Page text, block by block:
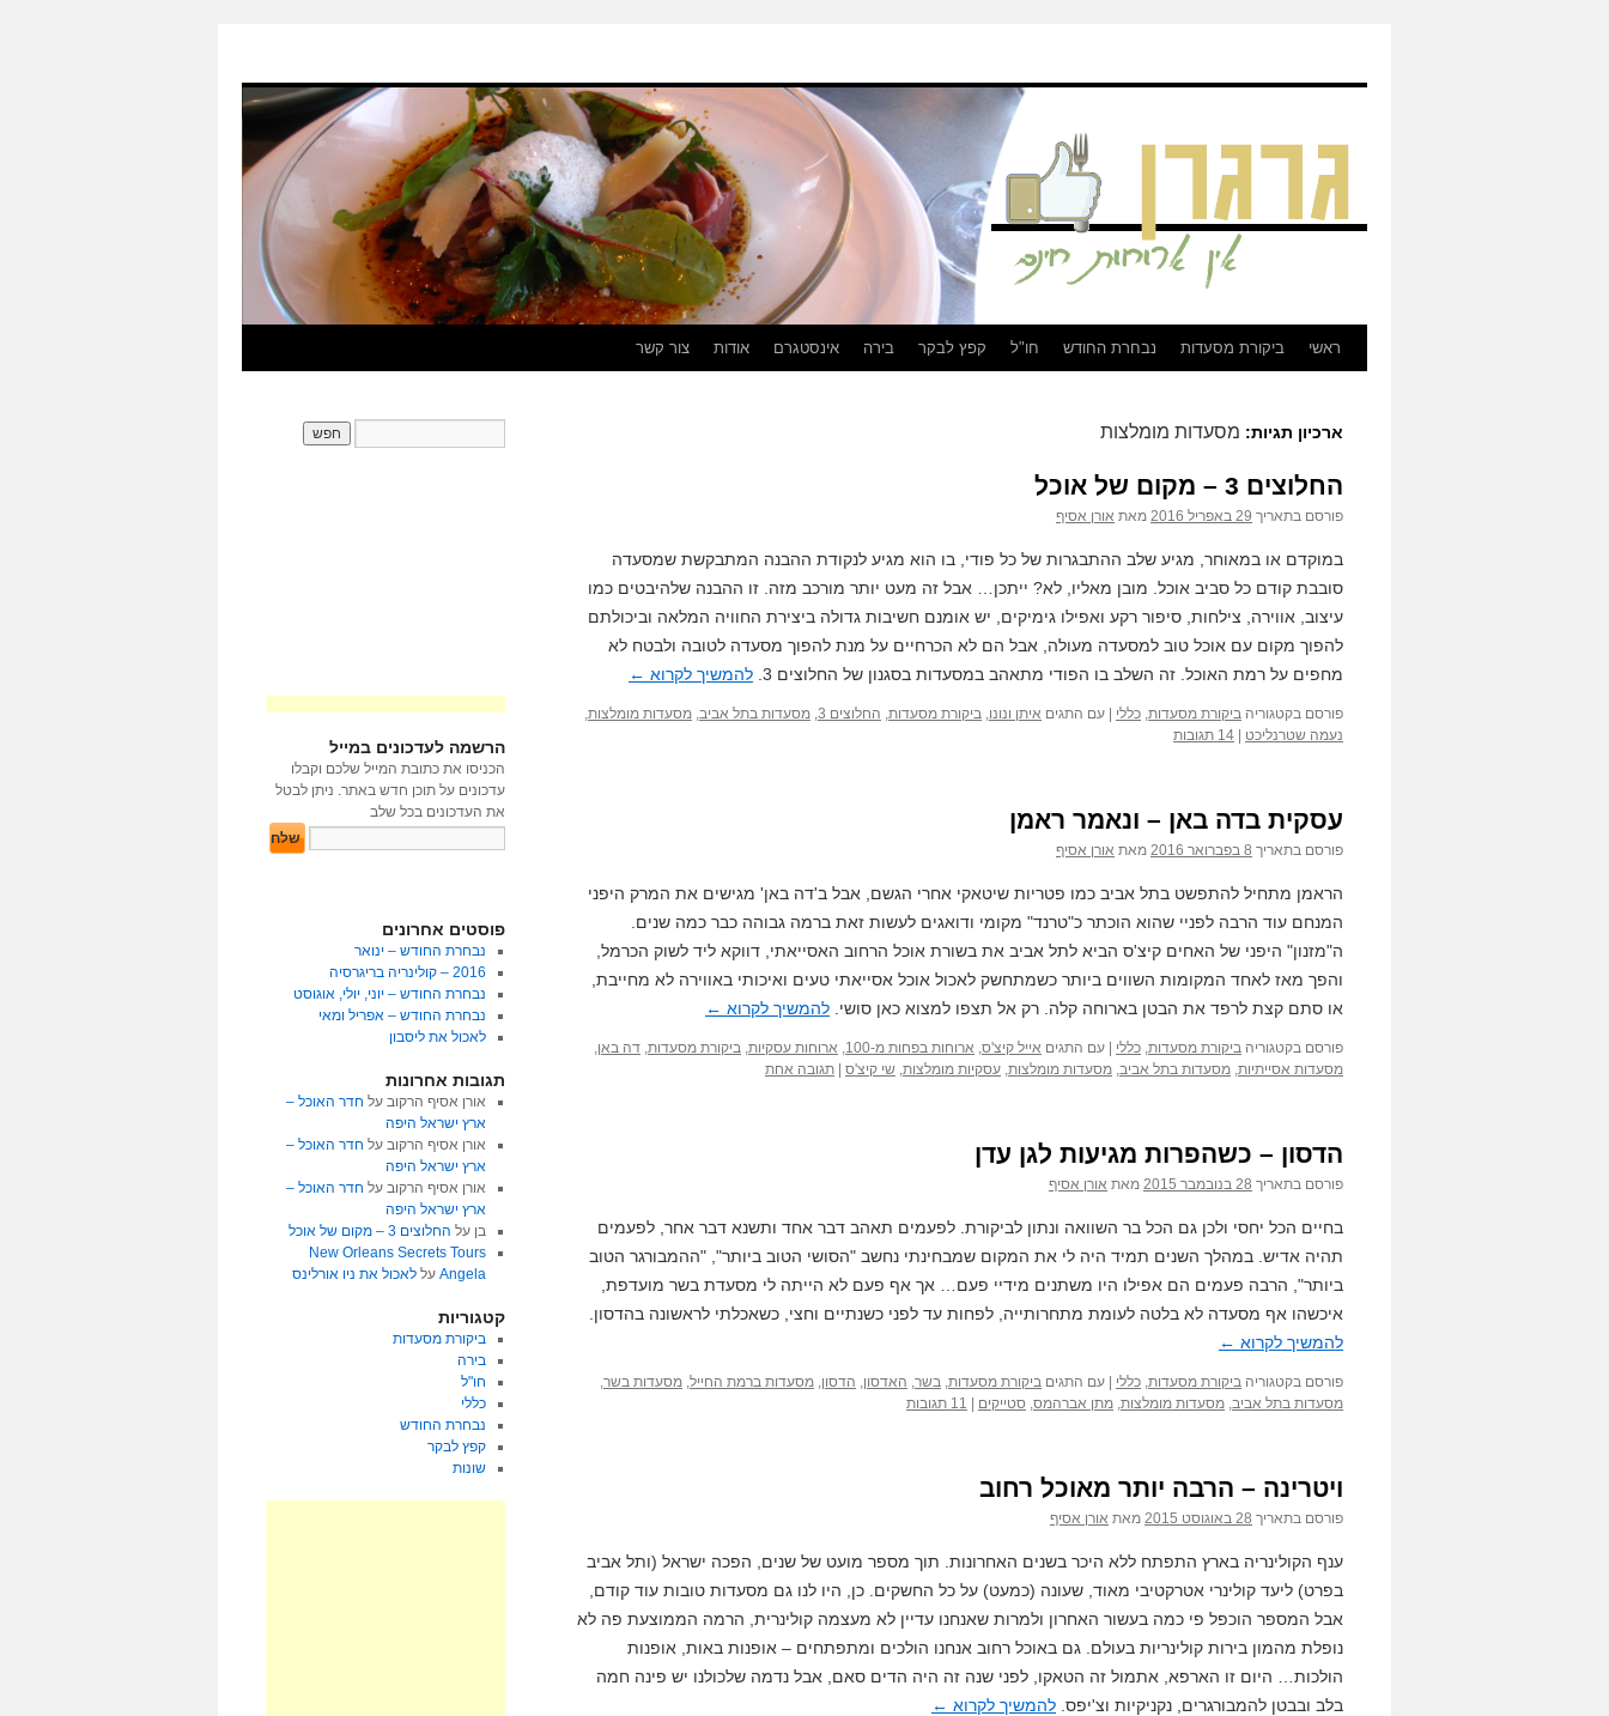
לדלג
ראשי ביקורת מסעדות נבחרת החודש חו"ל קפץ לבקר בירה אינסטגרם אודות צור קשר
ארכיון תגיות: מסעדות מומלצות
החלוצים 3 – מקום של אוכל
פורסם בתאריך 29 באפריל 2016 מאת אורן אסיף
במוקדם או במאוחר, מגיע שלב ההתבגרות של כל פודי, בו הוא מגיע לנקודת ההבנה המתבקשת שמסעדה
סובבת קודם כל סביב אוכל. מובן מאליו, לא? ייתכן… אבל זה מעט יותר מורכב מזה. זו ההבנה שלהיבטים כמו
עיצוב, אווירה, צילחות, סיפור רקע ואפילו גימיקים, יש אומנם חשיבות גדולה ביצירת החוויה המלאה וביכולתם
להפוך מקום עם אוכל טוב למסעדה מעולה, אבל הם לא הכרחיים על מנת להפוך מסעדה לטובה ולבטח לא
מחפים על רמת האוכל. זה השלב בו הפודי מתאהב במסעדות בסגנון של החלוצים 3.
להמשיך לקרוא ←
פורסם בקטגוריה ביקורת מסעדות, כללי עם התגים איתן ונונו, ביקורת מסעדות, החלוצים 3 , מסעדות בתל אביב, מסעדות מומלצות,
נעמה שטרנליכט
14 תגובות
עסקית בדה באן – ונאמר ראמן
פורסם בתאריך 8 בפברואר 2016 מאת אורן אסיף
הראמן מתחיל להתפשט בתל אביב כמו פטריות שיטאקי אחרי הגשם, אבל ב'דה באן' מגישים את המרק היפני
המנחם עוד הרבה לפניי שהוא הוכתר כ"טרנד" מקומי ודואגים לעשות זאת ברמה גבוהה כבר כמה שנים.
ה"מזנון" היפני של האחים קיצ'ס הביא לתל אביב את בשורת אוכל הרחוב האסייאתי, דווקא ליד לשוק הכרמל,
והפך מאז לאחד המקומות השווים ביותר כשמתחשק לאכול אוכל אסייאתי טעים ואיכותי באווירה לא מחייבת,
או סתם קצת לרפד את הבטן בארוחה קלה. רק אל תצפו למצוא כאן סושי. להמשיך לקרוא ←
פורסם בקטגוריה ביקורת מסעדות, כללי עם התגים אייל קיצ'ס, ארוחות בפחות מ-100 , ארוחות עסקיות, ביקורת מסעדות, דה באן,
מסעדות אסייתיות, מסעדות בתל אביב, מסעדות מומלצות, עסקיות מומלצות, שי קיצ'ס תגובה אחת
הדסון – כשהפרות מגיעות לגן עדן
פורסם בתאריך 28 בנובמבר 2015 מאת אורן אסיף
בחיים הכל יחסי ולכן גם הכל בר השוואה ונתון לביקורת. לפעמים תאהב דבר אחד ותשנא דבר אחר, לפעמים
תהיה אדיש. במהלך השנים תמיד היה לי את המקום שמבחינתי נחשב "הסושי הטוב ביותר", "ההמבורגר הטוב
ביותר", הרבה פעמים הם אפילו היו משתנים מידיי פעם… אך אף פעם לא הייתה לי מסעדת בשר מועדפת,
איכשהו אף מסעדה לא בלטה לעומת מתחרותייה, לפחות עד לפני כשנתיים וחצי, כשאכלתי לראשונה בהדסון.
להמשיך לקרוא ←
פורסם בקטגוריה ביקורת מסעדות, כללי עם התגים ביקורת מסעדות, בשר, האדסון, הדסון, מסעדות ברמת החייל, מסעדות בשר,
מסעדות בתל אביב, מסעדות מומלצות, מתן אברהמס, סטייקים 11 תגובות
ויטרינה – הרבה יותר מאוכל רחוב
פורסם בתאריך 28 באוגוסט 2015 מאת אורן אסיף
ענף הקולינריה בארץ התפתח ללא היכר בשנים האחרונות. תוך מספר מועט של שנים, הפכה ישראל (ותל אביב
בפרט) ליעד קולינרי אטרקטיבי מאוד, שעונה (כמעט) על כל החשקים. כן, היו לנו גם מסעדות טובות עוד קודם,
אבל המספר הוכפל פי כמה בעשור האחרון ולמרות שאנחנו עדיין לא מעצמה קולינרית, הרמה הממוצעת פה לא
נופלת מהמון בירות קולינריות בעולם. גם באוכל רחוב אנחנו הולכים ומתפתחים – אופנות באות, אופנות
הולכות… היום זו הארפא, אתמול זה הטאקו, לפני שנה זה היה הדים סאם, אבל נדמה שלכולנו יש פינה חמה
בלב ובבטן להמבורגרים, נקניקיות וצ'יפס. להמשיך לקרוא ←
הרשמה לעדכונים במייל
הכניסו את כתובת המייל שלכם וקבלו
עדכונים על תוכן חדש באתר. ניתן לבטל
את העדכונים בכל שלב
פוסטים אחרונים
נבחרת החודש – ינואר
2016 – קולינריה בריגרסיה
נבחרת החודש – יוני, יולי, אוגוסט
נבחרת החודש – אפריל ומאי
לאכול את ליסבון
תגובות אחרונות
אורן אסיף הרקובעל חדר האוכל –
ארץ ישראל היפה
אורן אסיף הרקובעל חדר האוכל –
ארץ ישראל היפה
אורן אסיף הרקובעל חדר האוכל –
ארץ ישראל היפה
בן על החלוצים 3 – מקום של אוכל
New Orleans Secrets Tours
Angelaעל לאכול את ניו אורלינס
קטגוריות
ביקורת מסעדות
בירה
חו"ל
כללי
נבחרת החודש
קפץ לבקר
שונות